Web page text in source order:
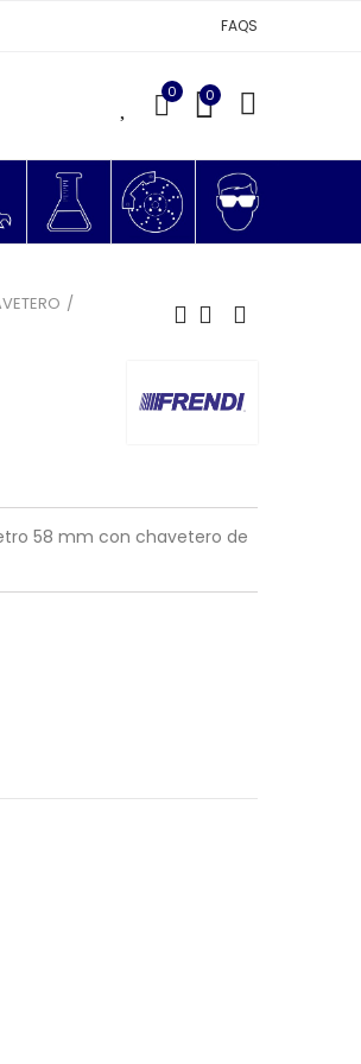
FAQS
0 0
58 mm con chavetero de